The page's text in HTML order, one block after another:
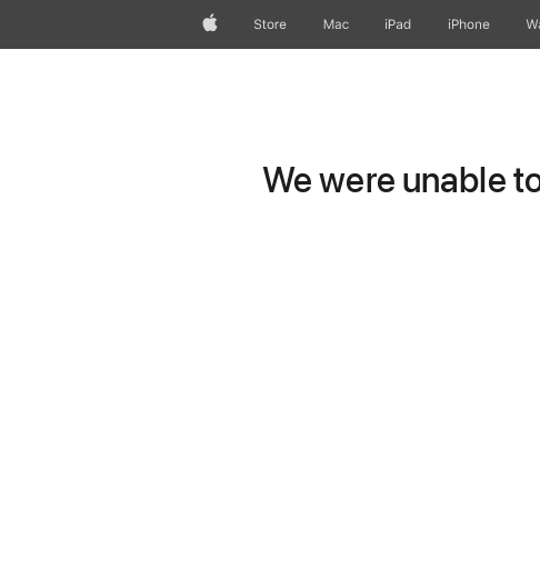
AppleStore Mac iPad iPhone
We were unable